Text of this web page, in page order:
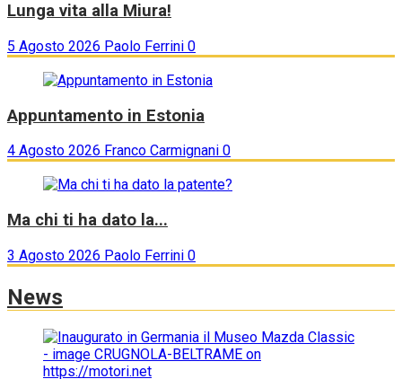
Lunga vita alla Miura!
5 Agosto 2026 Paolo Ferrini 0
Appuntamento in Estonia
4 Agosto 2026 Franco Carmignani 0
Ma chi ti ha dato la...
3 Agosto 2026 Paolo Ferrini 0
News